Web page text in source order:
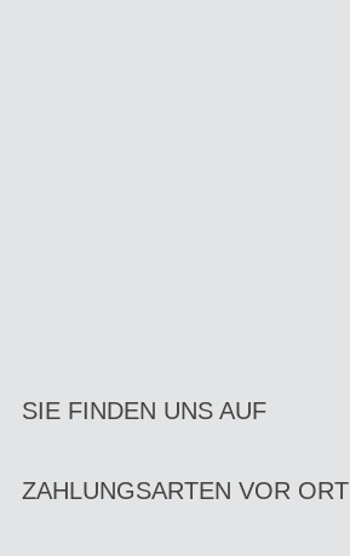
SIE FINDEN UNS AUF
ZAHLUNGSARTEN VOR ORT